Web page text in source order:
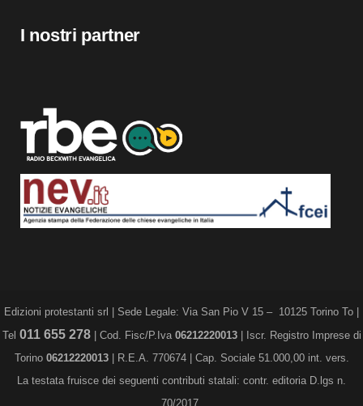
I nostri partner
Edizioni protestanti srl | Sede Legale: Via San Pio V 15 – 10125 Torino To |
Tel 011 655 278| Cod. Fisc/P.Iva 06212220013| Iscr. Registro Imprese di
Torino 06212220013| R.E.A. 770674 | Cap. Sociale 51.000,00 int. vers.
La testata fruisce dei seguenti contributi statali: contr. editoria D.lgs n.
70/2017.